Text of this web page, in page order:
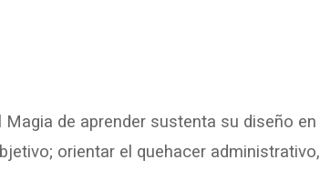
de aprender sustenta su diseño en
orientar el quehacer administrativo,